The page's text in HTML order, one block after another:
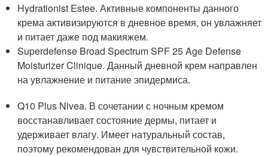
Hydrationist Estee. Активные компоненты данного
крема активизируются в дневное время, он увлажняет
и питает даже под макияжем.
Superdefense Broad Spectrum SPF 25 Age Defense
Moisturizer Clinique. Данный дневной крем направлен
на увлажнение и питание эпидермиса.
Q10 Plus Nivea. В сочетании с ночным кремом
восстанавливает состояние дермы, питает и
удерживает влагу. Имеет натуральный состав,
поэтому рекомендован для чувствительной кожи.